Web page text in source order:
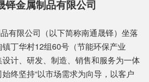
铎金属制品有限公司
有限公司（以下简称南通晟铎）坐落
丁华村12组60号（节能环保产业
计、研发、制造、销售和服务为一体
终坚持“以市场需求为向导，以客户